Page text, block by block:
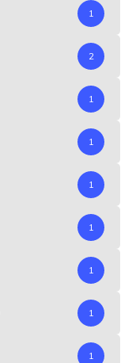
1
2
1
1
1
1
1
1
1